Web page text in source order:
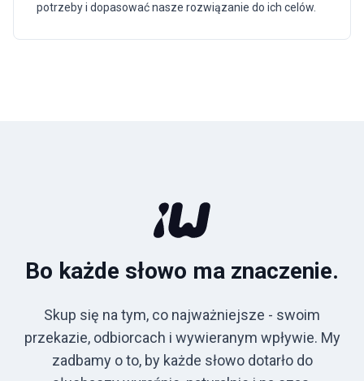
potrzeby i dopasować nasze rozwiązanie do ich celów.
Bo każde słowo ma znaczenie.
Skup się na tym, co najważniejsze - swoim
przekazie, odbiorcach i wywieranym wpływie. My
zadbamy o to, by każde słowo dotarło do